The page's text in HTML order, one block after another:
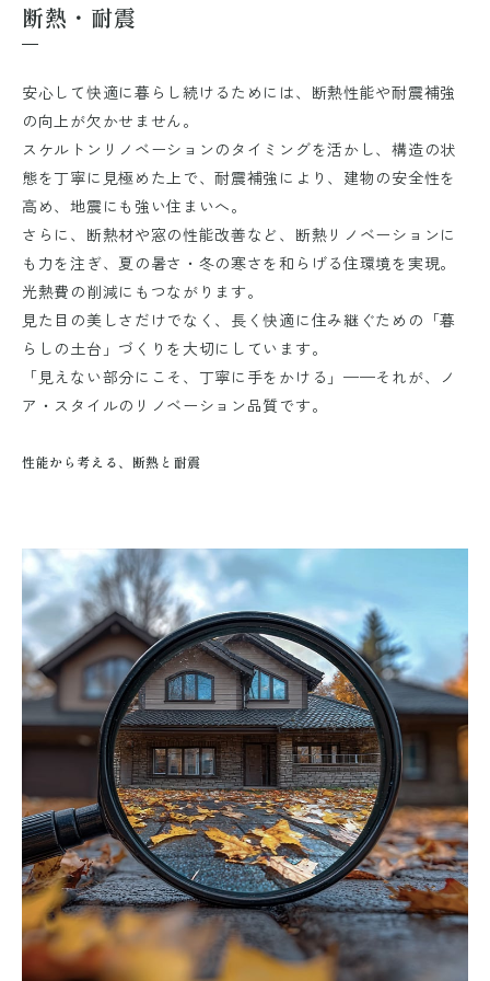
断熱・耐震
安心して快適に暮らし続けるためには、断熱性能や耐震補強
の向上が欠かせません。
スケルトンリノベーションのタイミングを活かし、構造の状
態を丁寧に見極めた上で、耐震補強により、建物の安全性を
高め、地震にも強い住まいへ。
さらに、断熱材や窓の性能改善など、断熱リノベーションに
も力を注ぎ、夏の暑さ・冬の寒さを和らげる住環境を実現。
光熱費の削減にもつながります。
見た目の美しさだけでなく、長く快適に住み継ぐための「暮
らしの土台」づくりを大切にしています。
「見えない部分にこそ、丁寧に手をかける」——それが、ノ
ア・スタイルのリノベーション品質です。
性能から考える、断熱と耐震